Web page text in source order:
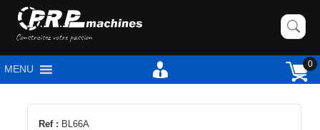
MENU 0
Ref : BL66A